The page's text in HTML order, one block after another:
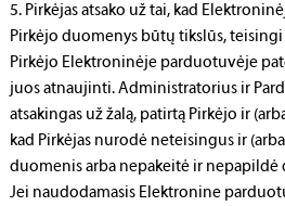
5. Pirkėjas atsako už tai, kad
Pirkėjo duomenys būtų tikslūs, teisingi
Pirkėjo Elektroninėje parduotuvėje
juos atnaujinti. Administratorius ir
atsakingas už žalą, patirtą Pirkėjo ir
kad Pirkėjas nurodė neteisingus ir
duomenis arba nepakeitė ir nepapildė
Jei naudodamasis Elektronine